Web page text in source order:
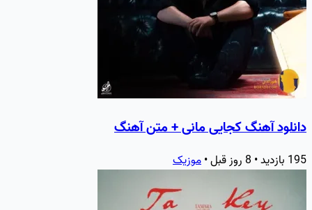
دانلود آهنگ کجایی مانی + متن آهنگ
195 بازدید • 8 روز قبل • موزیک